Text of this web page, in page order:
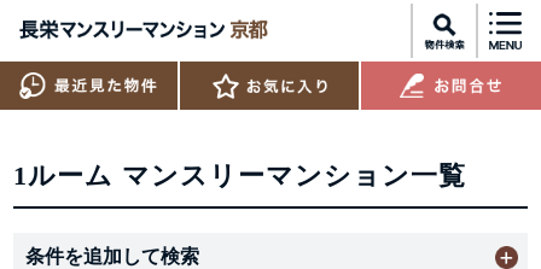
1ルーム マンスリーマンション一覧
条件を追加して検索